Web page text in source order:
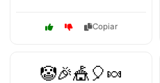
Copiar
🤡🎉🎪🎈🍬